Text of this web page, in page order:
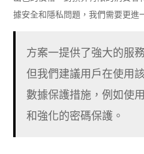
據安全和隱私問題，我們需要更進
方案一提供了強大的服
但我們建議用戶在使用
數據保護措施，例如使
和強化的密碼保護。